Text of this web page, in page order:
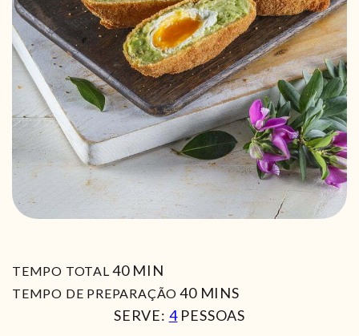
TEMPO TOTAL 40MIN
MIN
TEMPO DE PREPARAÇÃO 40MIN
MINS
SERVE: 4 PESSOAS